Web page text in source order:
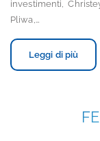
investimenti,
Pliwa,…
Leggi di più